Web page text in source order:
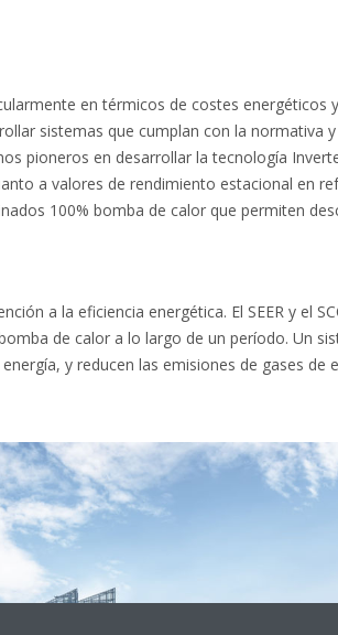
en térmicos de costes energéticos
sistemas que cumplan con la normativa
pioneros en desarrollar la tecnología
a valores de rendimiento estacional en
100% bomba de calor que permiten
a la eficiencia energética. El SEER y el
de calor a lo largo de un período. Un
y reducen las emisiones de gases